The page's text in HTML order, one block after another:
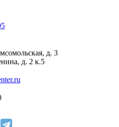
д. 3
д. 2 к.5